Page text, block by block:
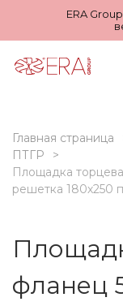
ERA
Главная страница
ПТГР
Площадка
решетка 180х250
фланец